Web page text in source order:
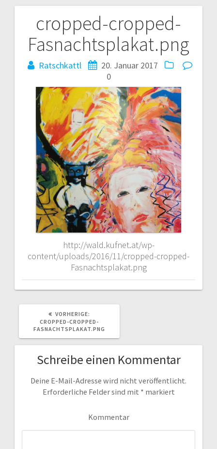
cropped-cropped-
Fasnachtsplakat.png
Ratschkattl
20. Januar 2017
0
http://wald.kufnet.at/wp-
content/uploads/2016/11/cropped-cropped-
Fasnachtsplakat.png
Beitrags-
Navigation
VORHERIGE:
BEITRAG:
CROPPED-CROPPED-
FASNACHTSPLAKAT.PNG
Schreibe einen Kommentar
Deine E-Mail-Adresse wird nicht veröffentlicht.
Erforderliche Felder sind mit * markiert
Kommentar